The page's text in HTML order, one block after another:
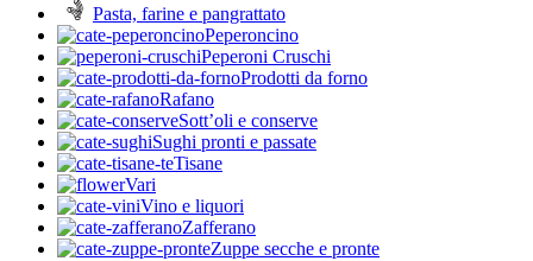
Pasta, farine e pangrattato
Peperoncino
Peperoni Cruschi
Prodotti da forno
Rafano
Sott’oli e conserve
Sughi pronti e passate
Tisane
Vari
Vino e liquori
Zafferano
Zuppe secche e pronte